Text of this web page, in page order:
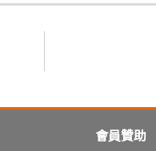
會員贊助